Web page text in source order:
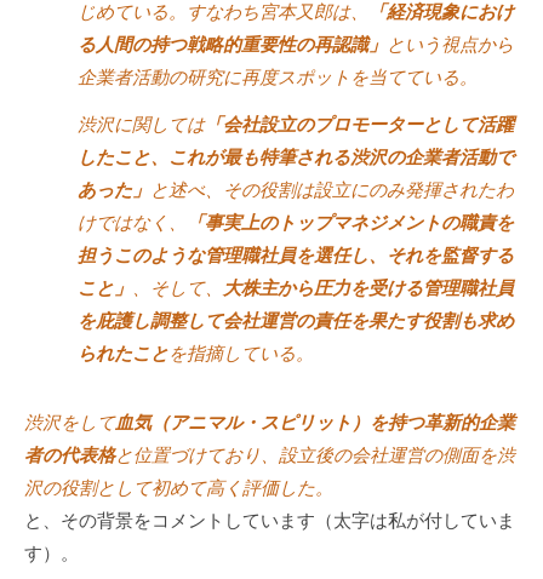
じめている。すなわち宮本又郎は、
「経済現象におけ
る人間の持つ戦略的重要性の再認識」 という視点から
企業者活動の研究に再度スポットを当てている。
渋沢に関しては「会社設立のプロモーターとして活躍
したこと、これが最も特筆される渋沢の企業者活動で
あった」 と述べ、その役割は設立にのみ発揮されたわ
けではなく、
「事実上のトップマネジメントの職責を
担うこのような管理職社員を選任し、それを監督する
こと」 、そして、
大株主から圧力を受ける管理職社員
を庇護し調整して会社運営の責任を果たす役割も求め
られたことを指摘している。
渋沢をして血気（アニマル・スピリット）を持つ革新的企業
者の代表格と位置づけており、設立後の会社運営の側面を渋
沢の役割として初めて高く評価した。
と、その背景をコメントしています（太字は私が付していま
す）。